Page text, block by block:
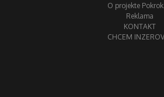
O projekte
Reklama
KONTAKT
CHCEM